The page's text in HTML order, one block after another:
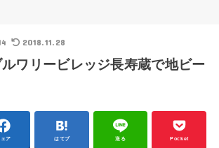
2018.11.28
ワリービレッジ長寿蔵で地ビー
ェア はてブ 送る Pocket